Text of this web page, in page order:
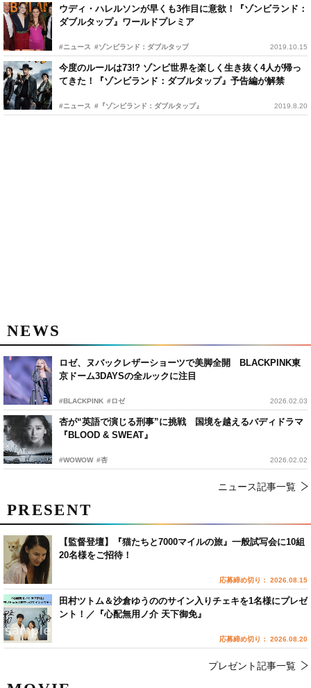
ウディ・ハレルソンが早くも3作目に意欲！『ゾンビランド：
ダブルタップ』ワールドプレミア
#ニュース #ゾンビランド：ダブルタップ 2019.10.15
今度のルールは73!? ゾンビ世界を楽しく生き抜く4人が帰っ
てきた！『ゾンビランド：ダブルタップ』予告編が解禁
#ニュース #『ゾンビランド：ダブルタップ』 2019.8.20
NEWS
ロゼ、ヌバックレザーショーツで美脚全開 BLACKPINK東
京ドーム3DAYSの全ルックに注目
#BLACKPINK #ロゼ 2026.02.03
杏が“英語で演じる刑事”に挑戦 国境を越えるバディドラマ
『BLOOD & SWEAT』
#WOWOW #杏 2026.02.02
ニュース記事一覧
PRESENT
【監督登壇】『猫たちと7000マイルの旅』一般試写会に10組
20名様をご招待！
応募締め切り： 2026.08.15
田村ツトム＆沙倉ゆうののサイン入りチェキを1名様にプレゼ
ント！／『心配無用ノ介 天下御免』
応募締め切り： 2026.08.20
プレゼント記事一覧